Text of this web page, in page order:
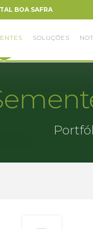
BOA SAFRA
SOLUÇÕES